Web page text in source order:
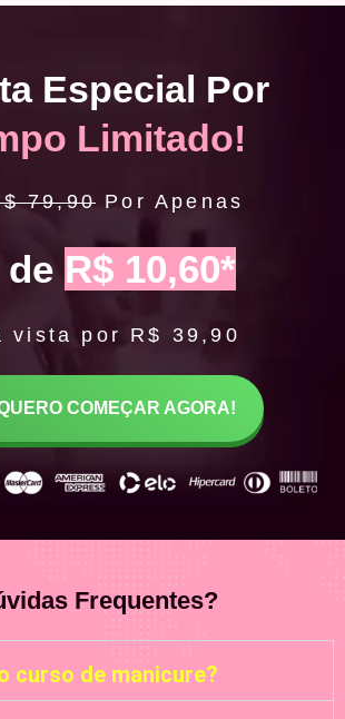
Especial Por
Limitado!
79,90 Por Apenas
de R$ 10,60*
vista por R$ 39,90
COMEÇAR AGORA!
Frequentes?
curso de manicure?